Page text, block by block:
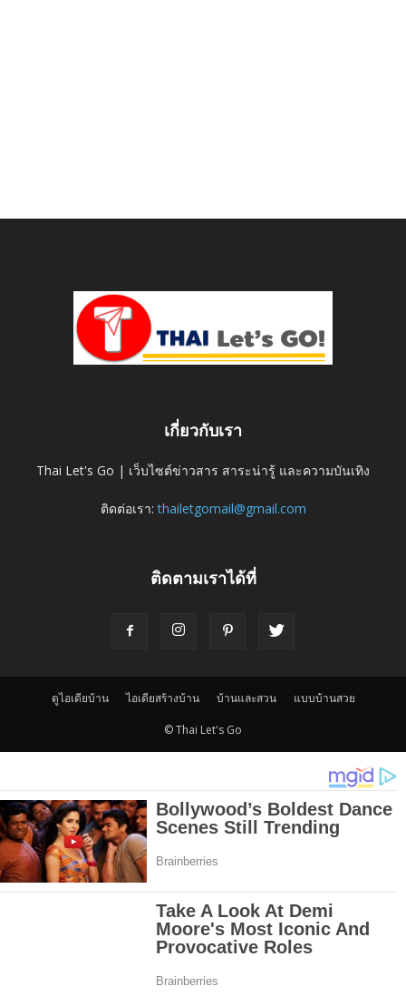
เกี่ยวกับเรา
Thai Let's Go | เว็บไซต์ข่าวสาร สาระน่ารู้ และความบันเทิง
ติดต่อเรา:thailetgomail@gmail.com
ติดตามเราได้ที่
ดูไอเดียบ้าน ไอเดียสร้างบ้าน บ้านและสวน แบบบ้านสวย
© Thai Let's Go